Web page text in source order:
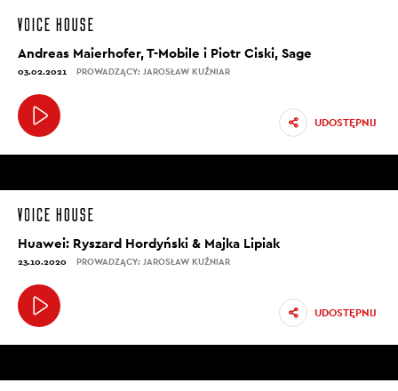
Andreas Maierhofer, T-Mobile i Piotr Ciski, Sage
03.02.2021 PROWADZĄCY: JAROSŁAW KUŹNIAR
UDOSTĘPNIJ
Huawei: Ryszard Hordyński & Majka Lipiak
23.10.2020 PROWADZĄCY: JAROSŁAW KUŹNIAR
UDOSTĘPNIJ